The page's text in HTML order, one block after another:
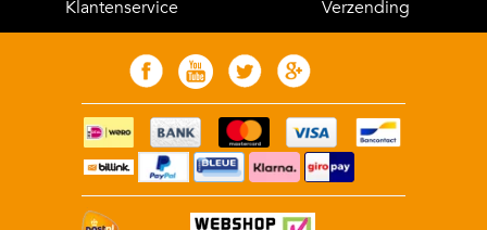
Klantenservice Verzending